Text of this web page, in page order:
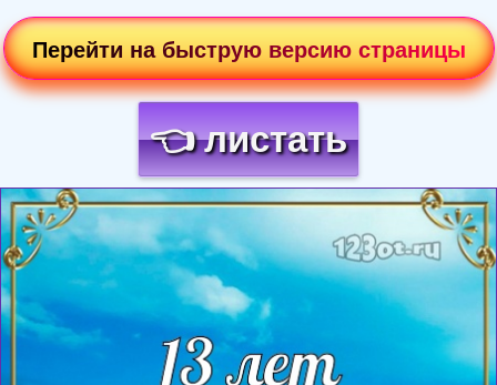
Перейти на быструю версию страницы
👈 листать
Загрузка картинки...